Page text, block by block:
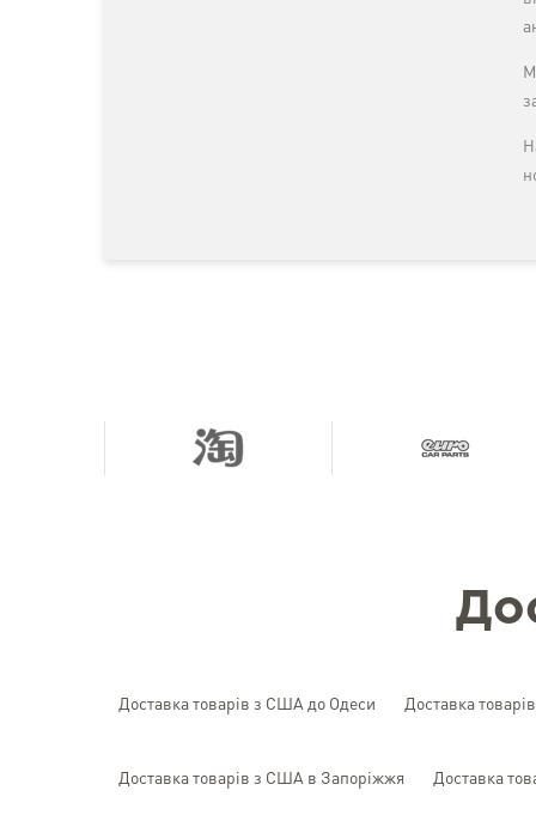
Доставка товарів з США до Одеси Доставка
Доставка товарів з США в Запоріжжя Доставка